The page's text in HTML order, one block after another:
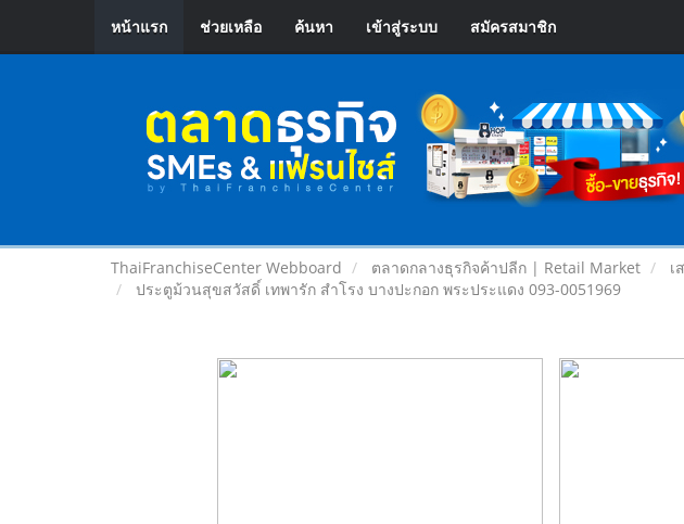
หน้าแรก ช่วยเหลือ ค้นหา เข้าสู่ระบบ สมัครสมาชิก
ThaiFranchiseCenter Webboard ตลาดกลางธุรกิจค้าปลีก | Retail Market
เ
ประตูม้วนสุขสวัสดิ์ เทพารัก สำโรง บางปะกอก พระประแดง 093-0051969